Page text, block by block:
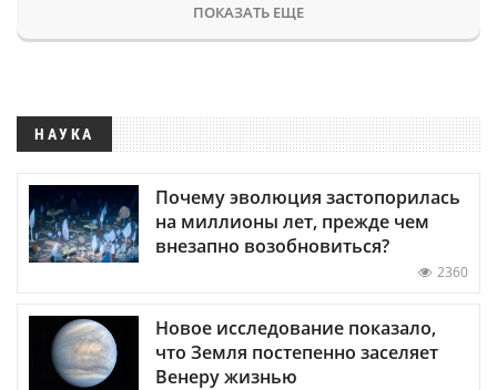
ПОКАЗАТЬ ЕЩЕ
НАУКА
Почему эволюция застопорилась
на миллионы лет, прежде чем
внезапно возобновиться?
2360
Новое исследование показало,
что Земля постепенно заселяет
Венеру жизнью